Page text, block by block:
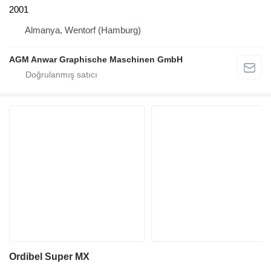
2001
Almanya, Wentorf (Hamburg)
AGM Anwar Graphische Maschinen GmbH
Ordibel Super MX